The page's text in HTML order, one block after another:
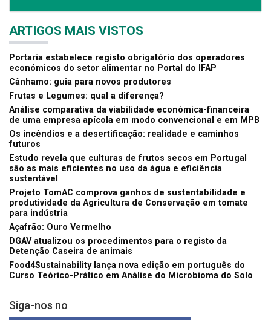
ARTIGOS MAIS VISTOS
Portaria estabelece registo obrigatório dos operadores
económicos do setor alimentar no Portal do IFAP
Cânhamo: guia para novos produtores
Frutas e Legumes: qual a diferença?
Análise comparativa da viabilidade económica-financeira
de uma empresa apícola em modo convencional e em MPB
Os incêndios e a desertificação: realidade e caminhos
futuros
Estudo revela que culturas de frutos secos em Portugal
são as mais eficientes no uso da água e eficiência
sustentável
Projeto TomAC comprova ganhos de sustentabilidade e
produtividade da Agricultura de Conservação em tomate
para indústria
Açafrão: Ouro Vermelho
DGAV atualizou os procedimentos para o registo da
Detenção Caseira de animais
Food4Sustainability lança nova edição em português do
Curso Teórico-Prático em Análise do Microbioma do Solo
Siga-nos no